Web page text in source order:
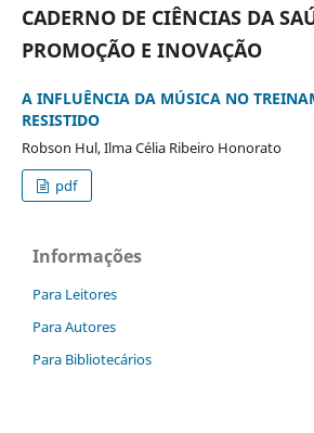
CADERNO DE CIÊNCIAS DA
PROMOÇÃO E INOVAÇÃO
A INFLUÊNCIA DA MÚSICA NO
RESISTIDO
Robson Hul, Ilma Célia Ribeiro Honorato
pdf
Informações
Para Leitores
Para Autores
Para Bibliotecários